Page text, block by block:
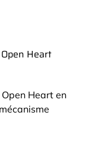
Heart
Heart en